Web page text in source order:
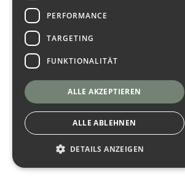
PERFORMANCE
TARGETING
FUNKTIONALITÄT
ALLE AKZEPTIEREN
ALLE ABLEHNEN
DETAILS ANZEIGEN